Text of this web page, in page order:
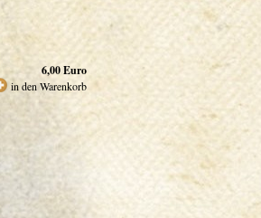
6,00Euro
in den Warenkorb